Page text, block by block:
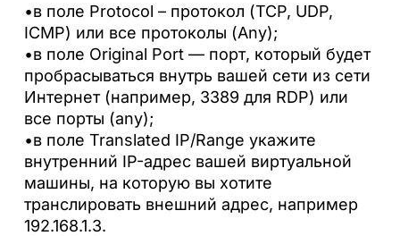
•в поле Protocol – протокол (TCP, UDP,
ICMP) или все протоколы (Any);
•в поле Original Port — порт, который будет
пробрасываться внутрь вашей сети из сети
Интернет (например, 3389 для RDP) или
все порты (any);
•в поле Translated IP/Range укажите
внутренний IP-адрес вашей виртуальной
машины, на которую вы хотите
транслировать внешний адрес, например
192.168.1.3.